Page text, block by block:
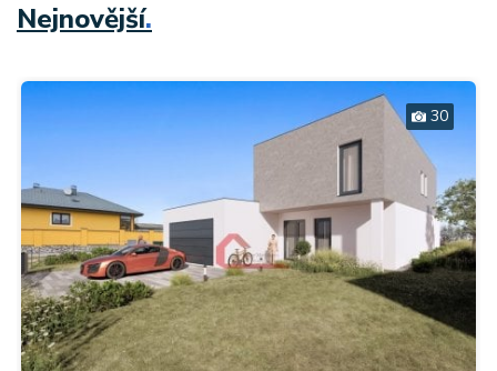
Nejnovější.
30